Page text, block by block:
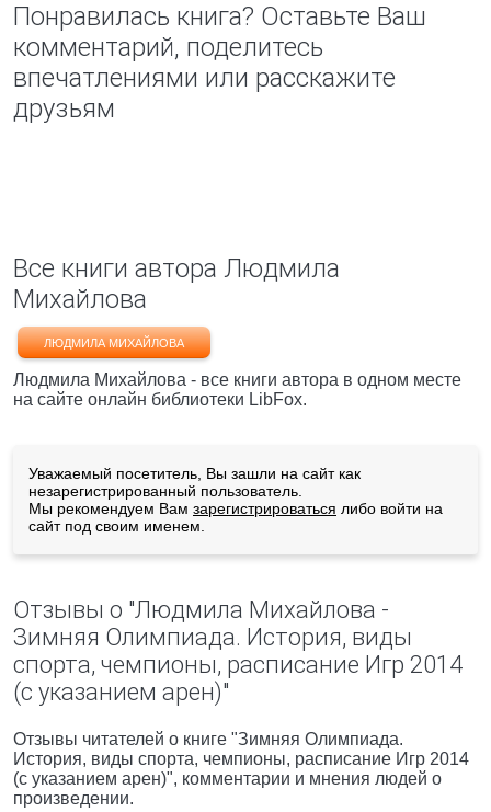
Понравилась книга? Оставьте Ваш
комментарий, поделитесь
впечатлениями или расскажите
друзьям
Все книги автора Людмила
Михайлова
ЛЮДМИЛА МИХАЙЛОВА
Людмила Михайлова - все книги автора в одном месте
на сайте онлайн библиотеки LibFox.
Уважаемый посетитель, Вы зашли на сайт как
незарегистрированный пользователь.
Мы рекомендуем Вам зарегистрироваться либо войти на
сайт под своим именем.
Отзывы о "Людмила Михайлова -
Зимняя Олимпиада. История, виды
спорта, чемпионы, расписание Игр 2014
(с указанием арен)"
Отзывы читателей о книге "Зимняя Олимпиада.
История, виды спорта, чемпионы, расписание Игр 2014
(с указанием арен)", комментарии и мнения людей о
произведении.